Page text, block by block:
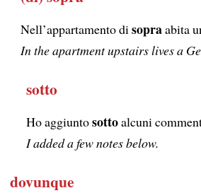
Nell’appartamento di sopraabita
In the apartment upstairs lives a
sotto
Ho aggiuntosottoalcuni
I added a few notes below.
dovunque